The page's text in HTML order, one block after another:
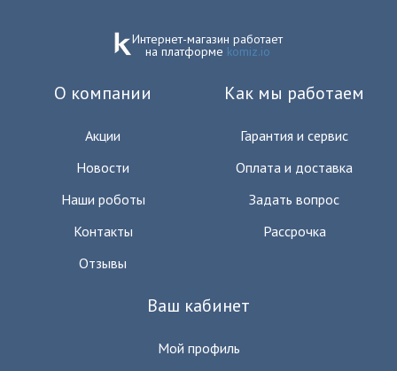
Интернет-магазин работает
на платформе komiz.io
О компании
Акции
Новости
Наши роботы
Контакты
Отзывы
Как мы работаем
Гарантия и сервис
Оплата и доставка
Задать вопрос
Рассрочка
Ваш кабинет
Мой профиль